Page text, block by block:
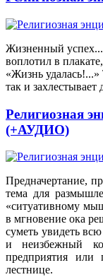
Жизненный
воплотил в
«Жизнь удалась!...»
так и
Религиозная
(+АУДИО)
Предначертание,
тема для
«ситуативному
в мгновение ока
суметь увидеть
и неизбежный
предприятия
лестнице.